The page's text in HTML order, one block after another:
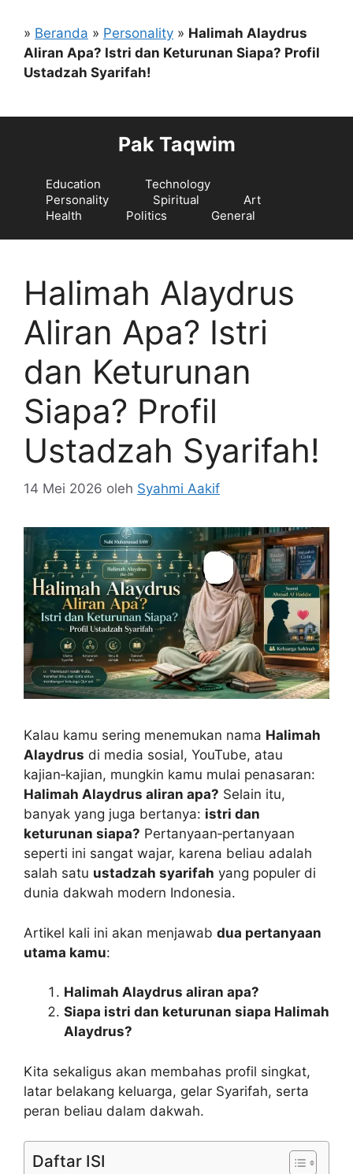
» Beranda » Personality » Halimah Alaydrus
Aliran Apa? Istri dan Keturunan Siapa? Profil
Ustadzah Syarifah!
Pak Taqwim
Education
Technology
Personality
Spiritual
Art
Health
Politics General
Halimah Alaydrus
Aliran Apa? Istri
dan Keturunan
Siapa? Profil
Ustadzah Syarifah!
14 Mei 2026 oleh Syahmi Aakif
Kalau kamu sering menemukan nama Halimah
Alaydrus di media sosial, YouTube, atau
kajian‑kajian, mungkin kamu mulai penasaran:
Halimah Alaydrus aliran apa? Selain itu,
banyak yang juga bertanya: istri dan
keturunan siapa? Pertanyaan‑pertanyaan
seperti ini sangat wajar, karena beliau adalah
salah satu ustadzah syarifah yang populer di
dunia dakwah modern Indonesia.
Artikel kali ini akan menjawab dua pertanyaan
utama kamu:
Halimah Alaydrus aliran apa?
Siapa istri dan keturunan siapa Halimah
Alaydrus?
Kita sekaligus akan membahas profil singkat,
latar belakang keluarga, gelar Syarifah, serta
peran beliau dalam dakwah.
Daftar ISI